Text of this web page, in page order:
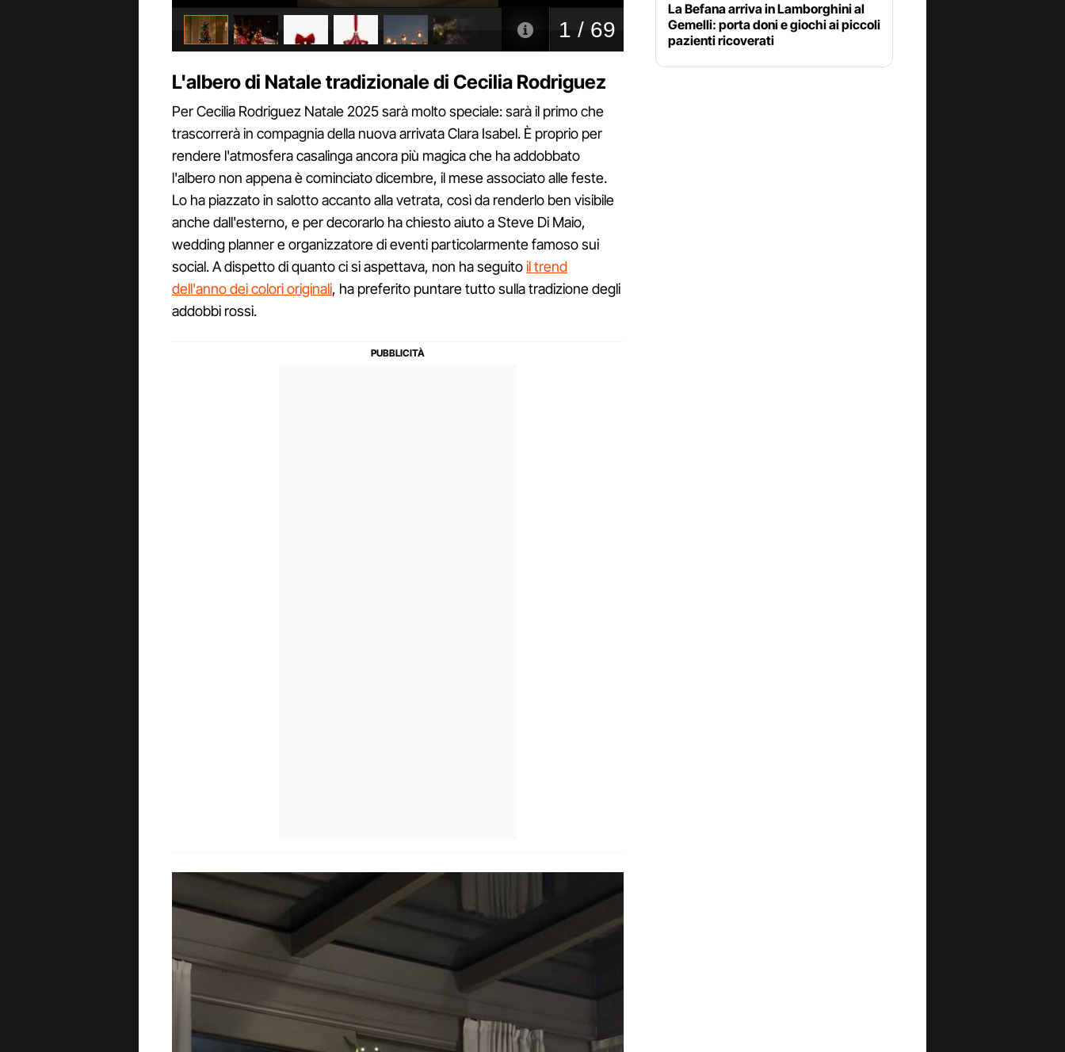
L'albero di Natale tradizionale di Cecilia Rodriguez
Per Cecilia Rodriguez Natale 2025 sarà molto speciale: sarà il primo che
trascorrerà in compagnia della nuova arrivata Clara Isabel. È proprio per
rendere l'atmosfera casalinga ancora più magica che ha addobbato
l'albero non appena è cominciato dicembre, il mese associato alle feste.
Lo ha piazzato in salotto accanto alla vetrata, così da renderlo ben visibile
anche dall'esterno, e per decorarlo ha chiesto aiuto a Steve Di Maio,
wedding planner e organizzatore di eventi particolarmente famoso sui
social. A dispetto di quanto ci si aspettava, non ha seguitoil trend
dell'anno dei colori originali, ha preferito puntare tutto sulla tradizione degli
addobbi rossi.
La Befana arriva in Lamborghini al
Gemelli: porta doni e giochi ai piccoli
pazienti ricoverati